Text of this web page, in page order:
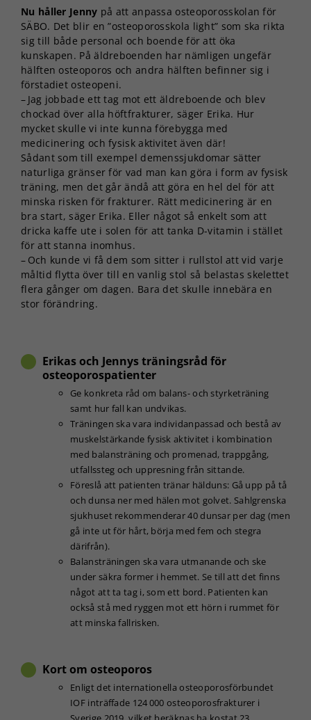
Nu håller Jenny på att anpassa osteoporosskolan för
SÄBO. Det blir en ”osteoporosskola light” som ska rikta
sig till både personal och boende för att öka
kunskapen. På äldreboenden har nämligen ungefär
hälften osteoporos och andra hälften befinner sig i
förstadiet osteopeni.
– Jag jobbade ett tag mot ett äldreboende och blev
chockad över alla höftfrakturer, säger Erika. Hur
mycket skulle vi inte kunna förebygga med
medicinering och fysisk aktivitet även där!
Sådant som till exempel demenssjukdomar sätter
naturliga gränser för vad man kan göra i form av fysisk
träning, men det går ändå att göra en hel del för att
minska risken för frakturer. Rätt medicinering är en
bra start, säger Erika. Eller något så enkelt som att
dricka kaffe ute i solen för att tanka D-vitamin i stället
för att stanna inomhus.
– Och kunde vi få dem som sitter i rullstol att vid varje
måltid flytta över till en vanlig stol så belastas skelettet
flera gånger om dagen. Bara det skulle innebära en
stor förändring.
Erikas och Jennys träningsråd för
osteoporospatienter
Ge konkreta råd om balans- och styrketräning
samt hur fall kan undvikas.
Träningen ska vara individanpassad och bestå av
muskelstärkande fysisk aktivitet i kombination
med balansträning och promenad, trappgång,
utfallssteg och uppresning från sittande.
Föreslå att patienten tränar hälduns: Gå upp på tå
och dunsa ner med hälen mot golvet. Sahlgrenska
sjukhuset rekommenderar 40 dunsar per dag (men
gå inte ut för hårt, börja med fem och stegra
därifrån).
Balansträningen ska vara utmanande och ske
under säkra former i hemmet. Se till att det finns
något att ta tag i, som ett bord. Patienten kan
också stå med ryggen mot ett hörn i rummet för
att minska fallrisken.
Kort om osteoporos
Enligt det internationella osteoporosförbundet
IOF inträffade 124 000 osteoporosfrakturer i
behövs för
att hemsidan
över huvud
taget ska
fungera.
Statistik
För att vi ska
kunna
förbättra
hemsidans
funktionalitet
och
uppbyggnad,
baserat på
hur
bra som
möjligt under
Om du nekar
de här
kakorna
kommer viss
funktionalitet
att försvinna
från
hemsidan.
Marknadsföring
med dig av dina
intressen och ditt
surfar ökar du
chansen att få se